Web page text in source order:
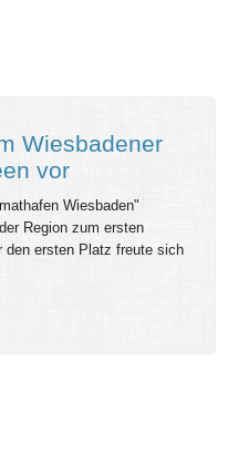
Wiesbadener
vor
Wiesbaden"
Region zum ersten
den ersten Platz freute sich